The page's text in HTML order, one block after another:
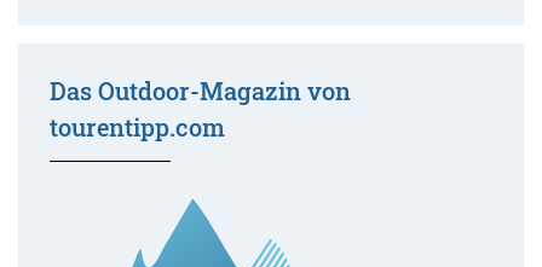
Das Outdoor-Magazin von
tourentipp.com